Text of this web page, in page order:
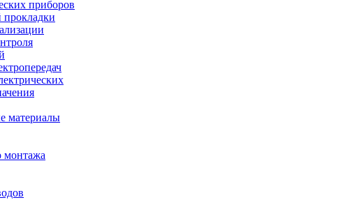
приборов
прокладки
материалы
монтажа